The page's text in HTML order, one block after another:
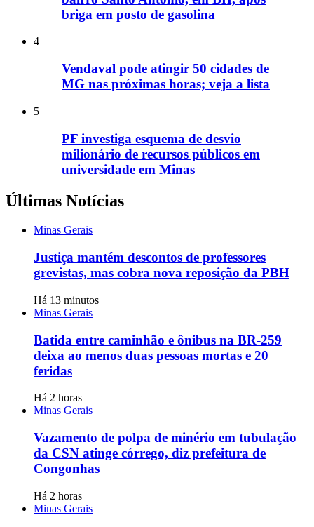
briga em posto de gasolina
4
Vendaval pode atingir 50 cidades de
MG nas próximas horas; veja a lista
5
PF investiga esquema de desvio
milionário de recursos públicos em
universidade em Minas
Últimas Notícias
Minas Gerais
Justiça mantém descontos de professores
grevistas, mas cobra nova reposição da PBH
Há 13 minutos
Minas Gerais
Batida entre caminhão e ônibus na BR-259
deixa ao menos duas pessoas mortas e 20
feridas
Há 2 horas
Minas Gerais
Vazamento de polpa de minério em tubulação
da CSN atinge córrego, diz prefeitura de
Congonhas
Há 2 horas
Minas Gerais